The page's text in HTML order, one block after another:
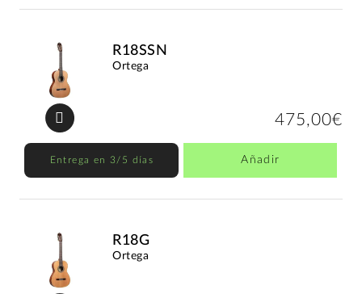
R18SSN
Ortega
475,00€
Entrega en 3/5 días Añadir
R18G
Ortega